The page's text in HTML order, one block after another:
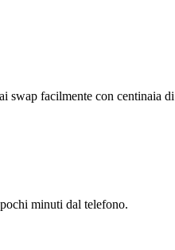
swap facilmente con centinaia
minuti dal telefono.